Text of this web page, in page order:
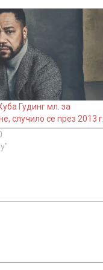
Гудинг мл. за
случило се през 2013 г.